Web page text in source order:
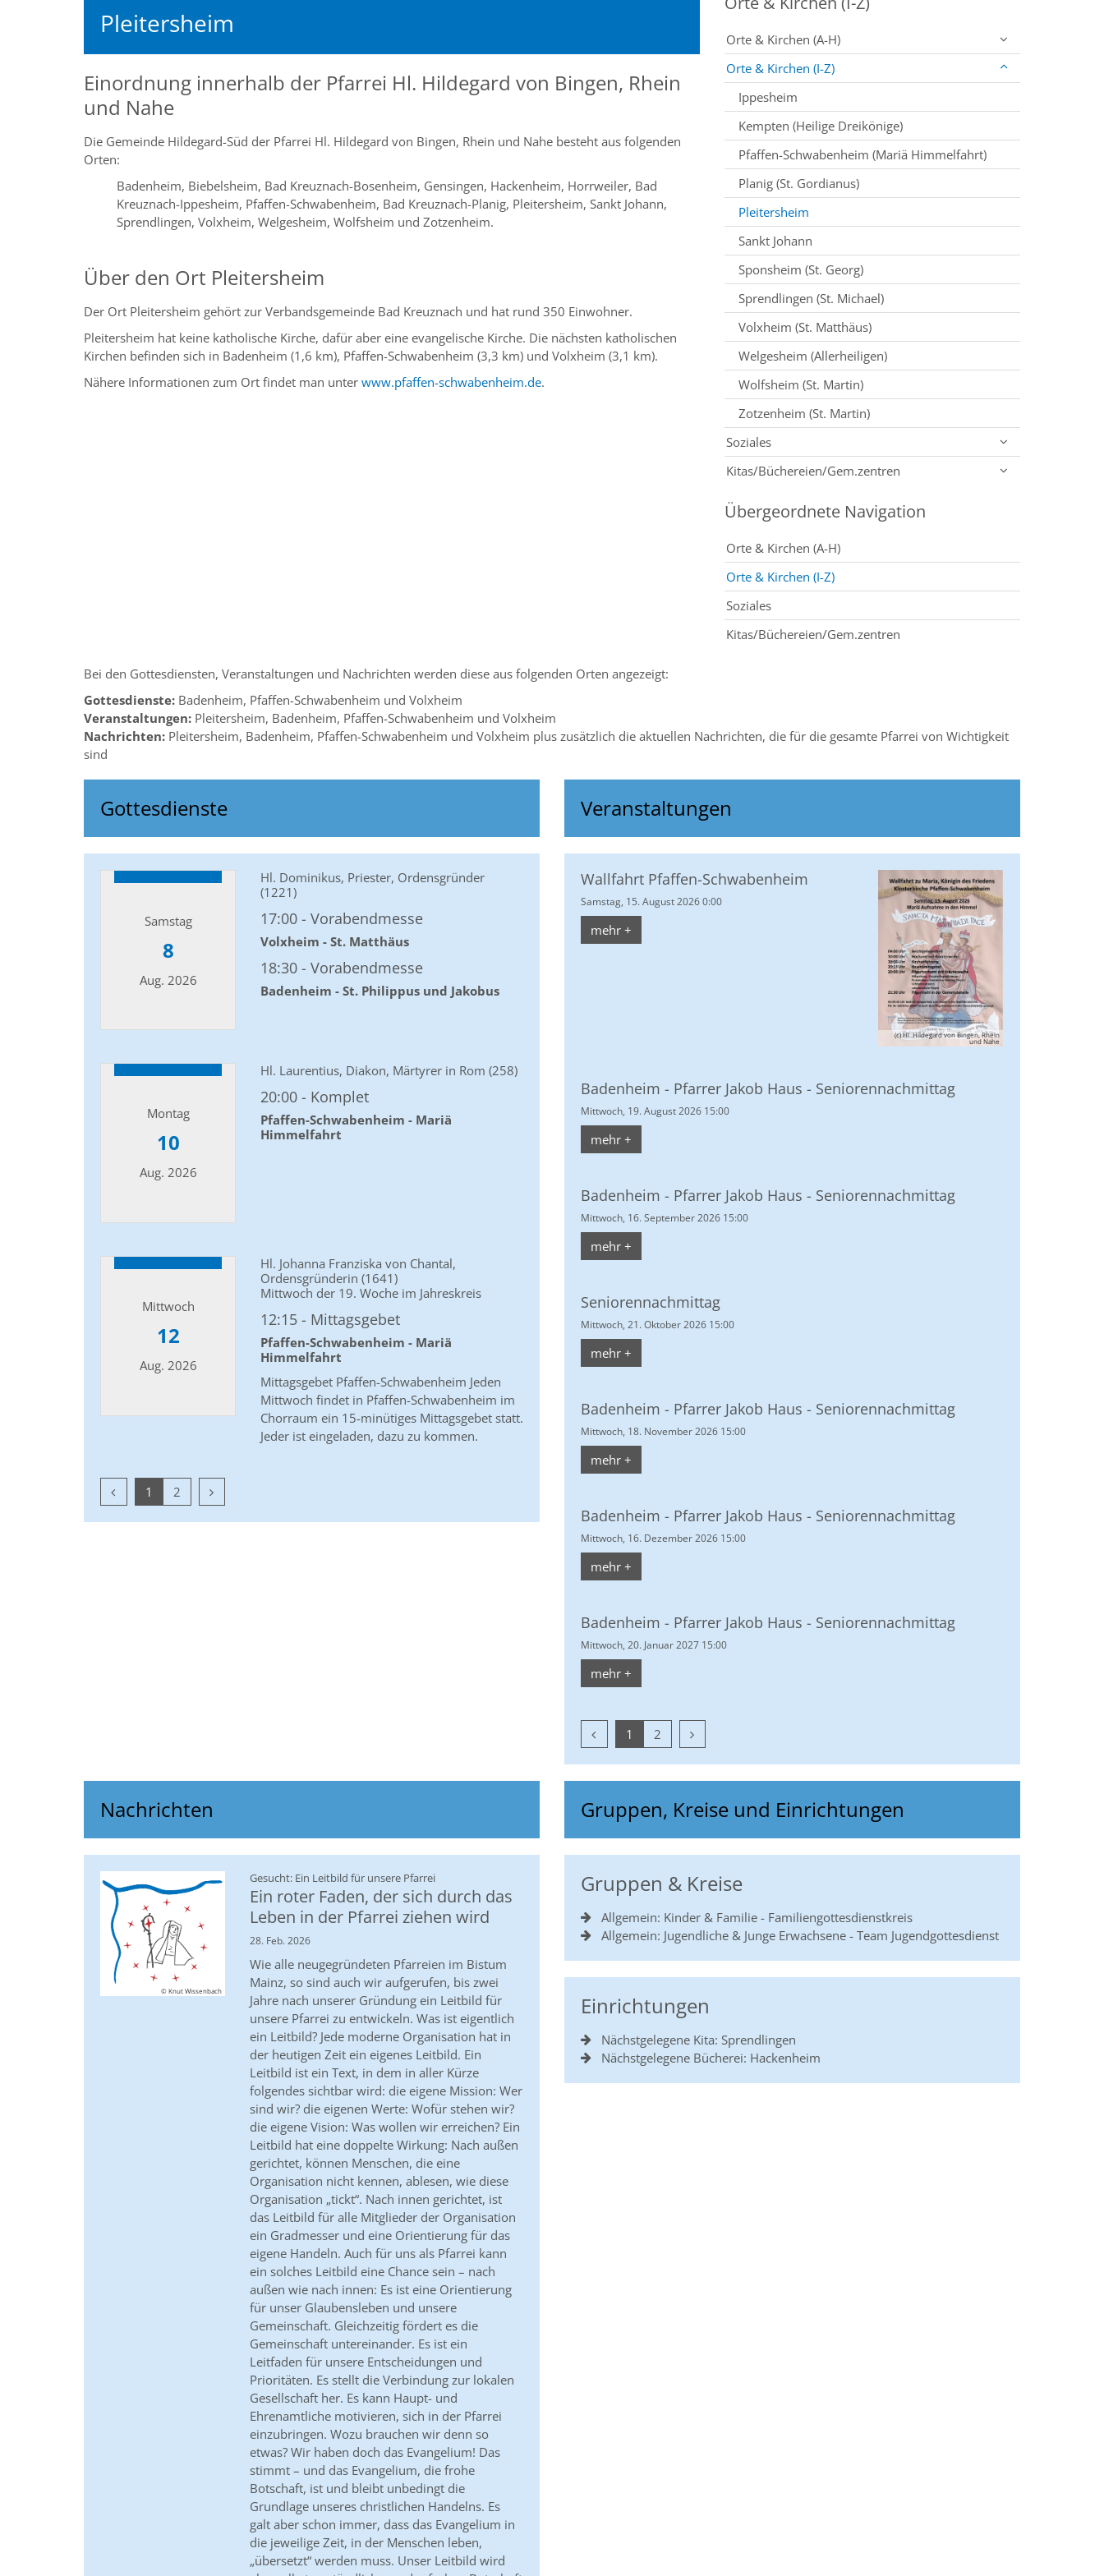
Pleitersheim
Einordnung innerhalb der Pfarrei Hl. Hildegard von Bingen, Rhein
und Nahe
Die Gemeinde Hildegard-Süd der Pfarrei Hl. Hildegard von Bingen, Rhein und Nahe besteht aus folgenden
Orten:
Badenheim, Biebelsheim, Bad Kreuznach-Bosenheim, Gensingen, Hackenheim, Horrweiler, Bad
Kreuznach-Ippesheim, Pfaffen-Schwabenheim, Bad Kreuznach-Planig, Pleitersheim, Sankt Johann,
Sprendlingen, Volxheim, Welgesheim, Wolfsheim und Zotzenheim.
Über den Ort Pleitersheim
Der Ort Pleitersheim gehört zur Verbandsgemeinde Bad Kreuznach und hat rund 350 Einwohner.
Pleitersheim hat keine katholische Kirche, dafür aber eine evangelische Kirche. Die nächsten katholischen
Kirchen befinden sich in Badenheim (1,6 km), Pfaffen-Schwabenheim (3,3 km) und Volxheim (3,1 km).
Nähere Informationen zum Ort findet man unter www.pfaffen-schwabenheim.de.
Orte & Kirchen (A-H)
Orte & Kirchen (I-Z)
Ippesheim
Kempten (Heilige Dreikönige)
Pfaffen-Schwabenheim (Mariä Himmelfahrt)
Planig (St. Gordianus)
Pleitersheim
Sankt Johann
Sponsheim (St. Georg)
Sprendlingen (St. Michael)
Volxheim (St. Matthäus)
Welgesheim (Allerheiligen)
Wolfsheim (St. Martin)
Zotzenheim (St. Martin)
Soziales
Kitas/Büchereien/Gem.zentren
Übergeordnete Navigation
Orte & Kirchen (A-H)
Orte & Kirchen (I-Z)
Soziales
Kitas/Büchereien/Gem.zentren
Bei den Gottesdiensten, Veranstaltungen und Nachrichten werden diese aus folgenden Orten angezeigt:
Gottesdienste: Badenheim, Pfaffen-Schwabenheim und Volxheim
Veranstaltungen: Pleitersheim, Badenheim, Pfaffen-Schwabenheim und Volxheim
Nachrichten: Pleitersheim, Badenheim, Pfaffen-Schwabenheim und Volxheim plus zusätzlich die aktuellen Nachrichten, die für die gesamte Pfarrei von Wichtigkeit
sind
Gottesdienste
Samstag
8
Aug. 2026
Hl. Dominikus, Priester, Ordensgründer
(1221)
17:00 Vorabendmesse
Volxheim - St. Matthäus
18:30 Vorabendmesse
Badenheim - St. Philippus und Jakobus
Montag
10
Aug. 2026
Hl. Laurentius, Diakon, Märtyrer in Rom (258)
20:00 Komplet
Pfaffen-Schwabenheim - Mariä
Himmelfahrt
Mittwoch
12
Aug. 2026
Hl. Johanna Franziska von Chantal,
Ordensgründerin (1641)
Mittwoch der 19. Woche im Jahreskreis
12:15 Mittagsgebet
Pfaffen-Schwabenheim - Mariä
Himmelfahrt
Mittagsgebet Pfaffen-Schwabenheim Jeden
Mittwoch findet in Pfaffen-Schwabenheim im
Chorraum ein 15-minütiges Mittagsgebet statt.
Jeder ist eingeladen, dazu zu kommen.
Vorherige Seite
1 2 Nächste Seite
Veranstaltungen
(c) Hl. Hildegard von Bingen, Rhein
und Nahe
Wallfahrt Pfaffen-Schwabenheim
Samstag, 15. August 2026 0:00
mehr +
Badenheim - Pfarrer Jakob Haus - Seniorennachmittag
Mittwoch, 19. August 2026 15:00
mehr +
Badenheim - Pfarrer Jakob Haus - Seniorennachmittag
Mittwoch, 16. September 2026 15:00
mehr +
Seniorennachmittag
Mittwoch, 21. Oktober 2026 15:00
mehr +
Badenheim - Pfarrer Jakob Haus - Seniorennachmittag
Mittwoch, 18. November 2026 15:00
mehr +
Badenheim - Pfarrer Jakob Haus - Seniorennachmittag
Mittwoch, 16. Dezember 2026 15:00
mehr +
Badenheim - Pfarrer Jakob Haus - Seniorennachmittag
Mittwoch, 20. Januar 2027 15:00
mehr +
Vorherige Seite
1 2 Nächste Seite
Nachrichten
© Knut Wissenbach
Gesucht: Ein Leitbild für unsere Pfarrei:
Ein roter Faden, der sich durch das
Leben in der Pfarrei ziehen wird
28. Feb. 2026
Wie alle neugegründeten Pfarreien im Bistum
Mainz, so sind auch wir aufgerufen, bis zwei
Jahre nach unserer Gründung ein Leitbild für
unsere Pfarrei zu entwickeln. Was ist eigentlich
ein Leitbild? Jede moderne Organisation hat in
der heutigen Zeit ein eigenes Leitbild. Ein
Leitbild ist ein Text, in dem in aller Kürze
folgendes sichtbar wird: die eigene Mission: Wer
sind wir? die eigenen Werte: Wofür stehen wir?
die eigene Vision: Was wollen wir erreichen? Ein
Leitbild hat eine doppelte Wirkung: Nach außen
gerichtet, können Menschen, die eine
Organisation nicht kennen, ablesen, wie diese
Organisation „tickt“. Nach innen gerichtet, ist
das Leitbild für alle Mitglieder der Organisation
ein Gradmesser und eine Orientierung für das
eigene Handeln. Auch für uns als Pfarrei kann
ein solches Leitbild eine Chance sein – nach
außen wie nach innen: Es ist eine Orientierung
für unser Glaubensleben und unsere
Gemeinschaft. Gleichzeitig fördert es die
Gemeinschaft untereinander. Es ist ein
Leitfaden für unsere Entscheidungen und
Prioritäten. Es stellt die Verbindung zur lokalen
Gesellschaft her. Es kann Haupt- und
Ehrenamtliche motivieren, sich in der Pfarrei
einzubringen. Wozu brauchen wir denn so
etwas? Wir haben doch das Evangelium! Das
stimmt – und das Evangelium, die frohe
Botschaft, ist und bleibt unbedingt die
Grundlage unseres christlichen Handelns. Es
galt aber schon immer, dass das Evangelium in
die jeweilige Zeit, in der Menschen leben,
„übersetzt“ werden muss. Unser Leitbild wird
Gruppen, Kreise und Einrichtungen
Gruppen & Kreise
Allgemein: Kinder & Familie - Familiengottesdienstkreis
Allgemein: Jugendliche & Junge Erwachsene - Team Jugendgottesdienst
Einrichtungen
Nächstgelegene Kita: Sprendlingen
Nächstgelegene Bücherei: Hackenheim